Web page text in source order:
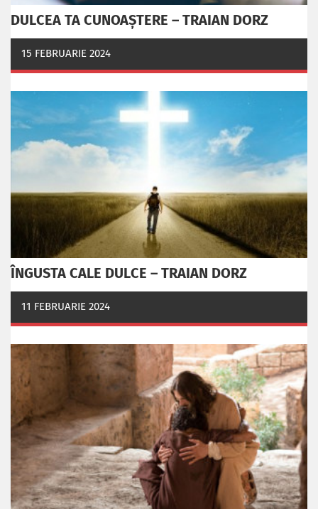
DULCEA TA CUNOAȘTERE – TRAIAN DORZ
15 FEBRUARIE 2024
ÎNGUSTA CALE DULCE – TRAIAN DORZ
11 FEBRUARIE 2024